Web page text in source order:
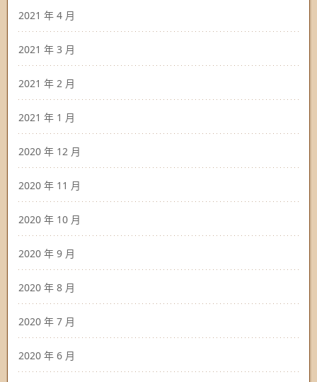
2021 年 4 月
2021 年 3 月
2021 年 2 月
2021 年 1 月
2020 年 12 月
2020 年 11 月
2020 年 10 月
2020 年 9 月
2020 年 8 月
2020 年 7 月
2020 年 6 月